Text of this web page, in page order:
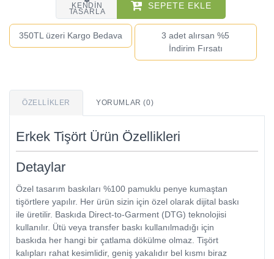
KENDIN
TASARLA
SEPETE EKLE
350TL üzeri Kargo Bedava
3 adet alırsan %5
İndirim Fırsatı
ÖZELLIKLER YORUMLAR (0)
Erkek Tişört Ürün Özellikleri
Detaylar
Özel tasarım baskıları %100 pamuklu penye kumaştan
tişörtlere yapılır. Her ürün sizin için özel olarak dijital baskı
ile üretilir. Baskıda Direct-to-Garment (DTG) teknolojisi
kullanılır. Ütü veya transfer baskı kullanılmadığı için
baskıda her hangi bir çatlama dökülme olmaz. Tişört
kalıpları rahat kesimlidir, geniş yakalıdır bel kısmı biraz